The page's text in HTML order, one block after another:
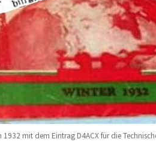
1932 mit dem Eintrag D4ACX für die